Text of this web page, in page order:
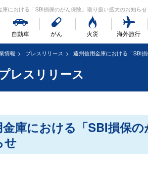
における「SBI損保のがん保険」取り扱い拡大のお知ら
自動車 がん 火災 海外旅行
情報 プレスリリース 遠州信用金庫における「SBI
レスリリース
庫における「SBI損保
せ